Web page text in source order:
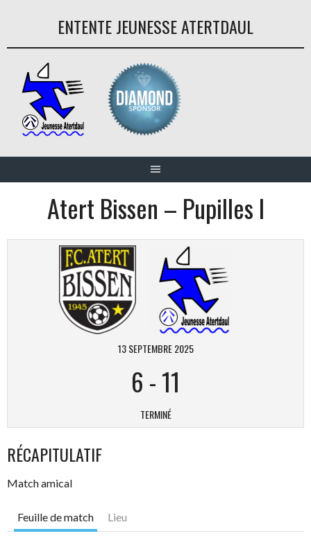
ENTENTE JEUNESSE ATERTDAUL
Atert Bissen – Pupilles I
13 SEPTEMBRE 2025
6 -11
TERMINÉ
RÉCAPITULATIF
Match amical
Feuille de match Lieu